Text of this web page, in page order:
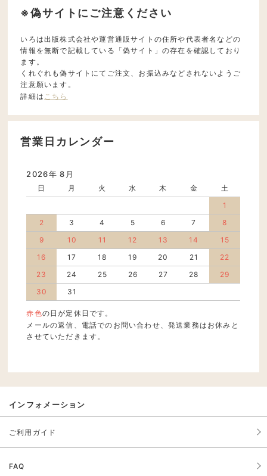
※偽サイトにご注意ください
いろは出版株式会社や運営通販サイトの住所や代表者名などの
情報を無断で記載している「偽サイト」の存在を確認しており
ます。
くれぐれも偽サイトにてご注文、お振込みなどされないようご
注意願います。
詳細は こちら
営業日カレンダー
2026年 8月
日 月 火 水 木 金
土
1
2
3 4 5 6 7
8
9
10 11 12 13 14
15
16
17 18 19 20 21
22
23
24 25 26 27 28
29
30
31
赤色の日が定休日です。
メールの返信、電話でのお問い合わせ、発送業務はお休みと
させていただきます。
インフォメーション
ご利用ガイド
FAQ